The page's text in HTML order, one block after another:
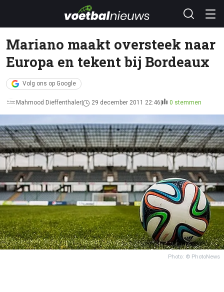
Mariano maakt oversteek naar
Europa en tekent bij Bordeaux
Volg ons op Google
Mahmood Dieffenthaler 29 december 2011 22:46 0 stemmen
Photo: © PhotoNews